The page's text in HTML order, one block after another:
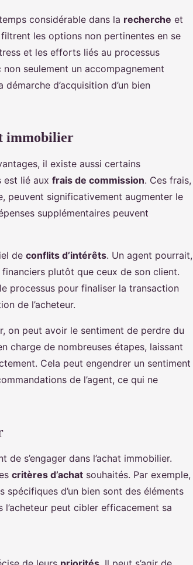
considérable dans la recherche et
les options non pertinentes en se
et les efforts liés au processus
seulement un accompagnement
d’acquisition d’un bien
immobilier
il existe aussi certains
est lié aux frais de commission. Ces frais,
peuvent significativement augmenter le
supplémentaires peuvent
de conflits d’intérêts. Un agent pourrait,
plutôt que ceux de son client.
processus pour finaliser la transaction
de l’acheteur.
on peut avoir le sentiment de perdre du
charge de nombreuses étapes, laissant
Cela peut engendrer un sentiment
de l’agent, ce qui ne
de s’engager dans l’achat immobilier.
critères d’achat souhaités. Par exemple,
d’un bien sont des éléments
peut cibler efficacement sa